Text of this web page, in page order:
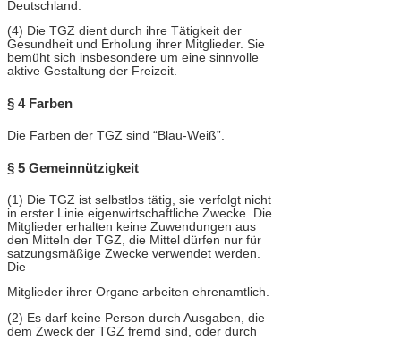
Deutschland.
(4) Die TGZ dient durch ihre Tätigkeit der
Gesundheit und Erholung ihrer Mitglieder. Sie
bemüht sich insbesondere um eine sinnvolle
aktive Gestaltung der Freizeit.
§ 4 Farben
Die Farben der TGZ sind “Blau-Weiß”.
§ 5 Gemeinnützigkeit
(1) Die TGZ ist selbstlos tätig, sie verfolgt nicht
in erster Linie eigenwirtschaftliche Zwecke. Die
Mitglieder erhalten keine Zuwendungen aus
den Mitteln der TGZ, die Mittel dürfen nur für
satzungsmäßige Zwecke verwendet werden.
Die
Mitglieder ihrer Organe arbeiten ehrenamtlich.
(2) Es darf keine Person durch Ausgaben, die
dem Zweck der TGZ fremd sind, oder durch